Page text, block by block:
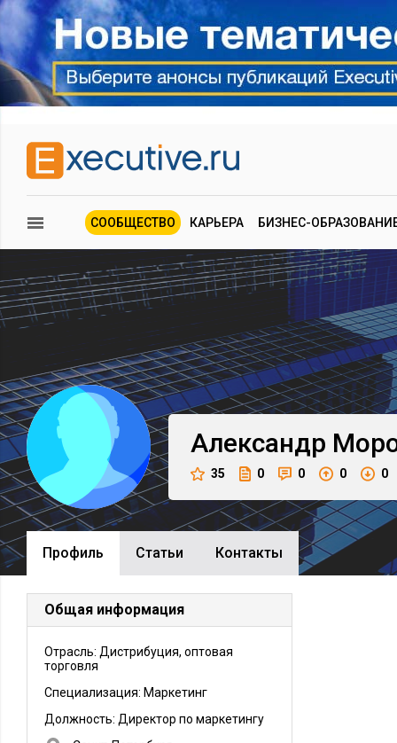
СООБЩЕСТВО КАРЬЕРА БИЗНЕС-
Александр
35 0 0 0 0
Профиль Cтатьи Контакты
Общая информация
Отрасль: Дистрибуция, оптовая
торговля
Специализация: Маркетинг
Должность: Директор по маркетингу